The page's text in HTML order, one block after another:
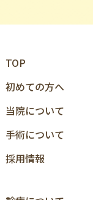
TOP
初めての⽅へ
当院について
⼿術について
採用情報